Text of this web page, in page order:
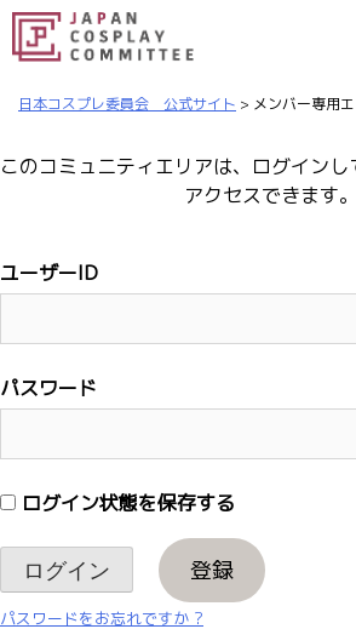
日本コスプレ委員会 公式サイト > メンバー専用
このコミュニティエリアは、ログイン
アクセスできます。
ユーザーID
パスワード
ログイン状態を保存する
登録
パスワードをお忘れですか ?